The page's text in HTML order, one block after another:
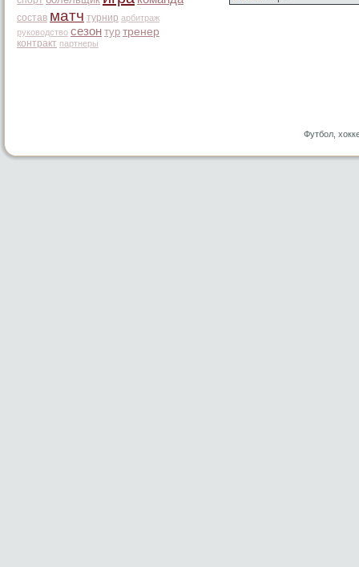
состав матч турнир арбитраж
руководство сезон тур тренер
контракт партнеры
Футбол,